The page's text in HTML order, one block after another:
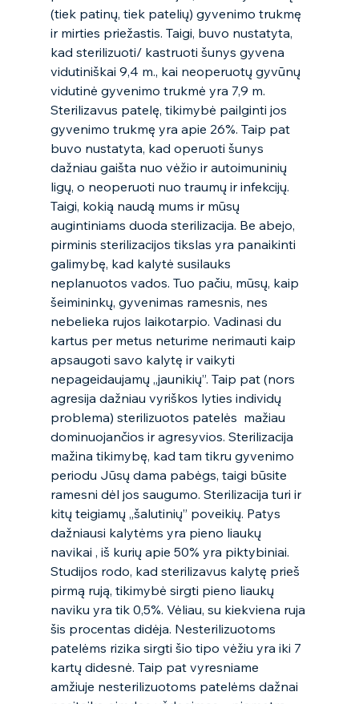
(tiek patinų, tiek patelių) gyvenimo trukmę
ir mirties priežastis. Taigi, buvo nustatyta,
kad sterilizuoti/ kastruoti šunys gyvena
vidutiniškai 9,4 m., kai neoperuotų gyvūnų
vidutinė gyvenimo trukmė yra 7,9 m.
Sterilizavus patelę, tikimybė pailginti jos
gyvenimo trukmę yra apie 26%. Taip pat
buvo nustatyta, kad operuoti šunys
dažniau gaišta nuo vėžio ir autoimuninių
ligų, o neoperuoti nuo traumų ir infekcijų.
Taigi, kokią naudą mums ir mūsų
augintiniams duoda sterilizacija. Be abejo,
pirminis sterilizacijos tikslas yra panaikinti
galimybę, kad kalytė susilauks
neplanuotos vados. Tuo pačiu, mūsų, kaip
šeimininkų, gyvenimas ramesnis, nes
nebelieka rujos laikotarpio. Vadinasi du
kartus per metus neturime nerimauti kaip
apsaugoti savo kalytę ir vaikyti
nepageidaujamų „jaunikių”. Taip pat (nors
agresija dažniau vyriškos lyties individų
problema) sterilizuotos patelės  mažiau
dominuojančios ir agresyvios. Sterilizacija
mažina tikimybę, kad tam tikru gyvenimo
periodu Jūsų dama pabėgs, taigi būsite
ramesni dėl jos saugumo. Sterilizacija turi ir
kitų teigiamų „šalutinių” poveikių. Patys
dažniausi kalytėms yra pieno liaukų
navikai , iš kurių apie 50% yra piktybiniai.
Studijos rodo, kad sterilizavus kalytę prieš
pirmą rują, tikimybė sirgti pieno liaukų
naviku yra tik 0,5%. Vėliau, su kiekviena ruja
šis procentas didėja. Nesterilizuotoms
patelėms rizika sirgti šio tipo vėžiu yra iki 7
kartų didesnė. Taip pat vyresniame
amžiuje nesterilizuotoms patelėms dažnai